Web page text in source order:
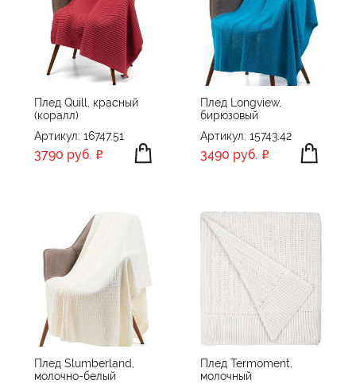
Плед Quill, красный
(коралл)
Артикул: 16747.51
3790 руб.
Плед Longview,
бирюзовый
Артикул: 15743.42
3490 руб.
Плед Slumberland,
молочно-белый
Плед Termoment,
молочный